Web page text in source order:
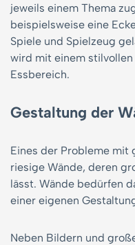
jeweils einem Thema
beispielsweise eine
Spiele und Spielzeug
wird mit einem
Essbereich.
Gestaltung der
Eines der Probleme mit
riesige Wände, deren
lässt. Wände bedürfen
einer eigenen
Neben Bildern und